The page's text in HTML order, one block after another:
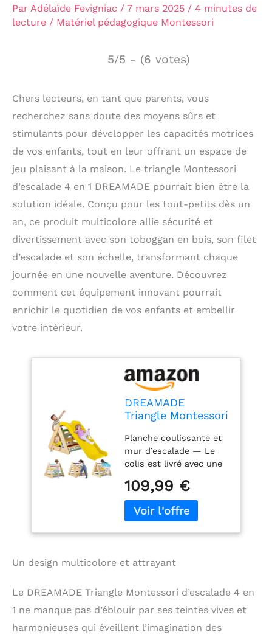
Par Adélaïde Fevigniac / 7 mars 2025 / 4 minutes de
lecture / Matériel pédagogique Montessori
5/5 - (6 votes)
Chers lecteurs, en tant que parents, vous
recherchez sans doute des moyens sûrs et
stimulants pour développer les capacités motrices
de vos enfants, tout en leur offrant un espace de
jeu plaisant à la maison. Le triangle Montessori
d’escalade 4 en 1 DREAMADE pourrait bien être la
solution idéale. Conçu pour les tout-petits dès un
an, ce produit multicolore allie sécurité et
divertissement avec son toboggan en bois, son filet
d’escalade et son échelle, transformant chaque
journée en une nouvelle aventure. Découvrez
comment cet équipement innovant pourrait
enrichir le quotidien de vos enfants et embellir
votre intérieur.
DREAMADE
Triangle Montessori
pour Enfant 1+ Ans
avec Toboggan en
Bois & Filet
d'escalade &
Échelle, Jouets
d'escalade pour
Salon Chambre
d'enfant Garderie
Planche coulissante et
mur d’escalade — Le
colis est livré avec une
une structure
triangulaire pour
l’escalade. Les enfants
rampe incluse pour
amis et renforcer
progressivement leurs
muscles et développer
leur corps. Structure
109,99 €
Un design multicolore et attrayant
Le DREAMADE Triangle Montessori d’escalade 4 en
1 ne manque pas d’éblouir par ses teintes vives et
harmonieuses qui éveillent l’imagination des